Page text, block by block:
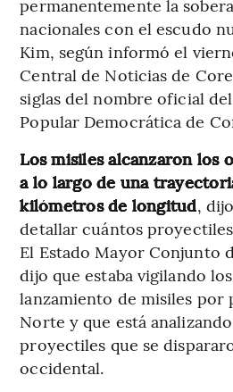
permanentemente la
nacionales con el escudo
Kim, según informó el
Central de Noticias de
siglas del nombre oficial
Popular Democrática de
Los misiles alcanzaron los
a lo largo de una
kilómetros de longitud,
detallar cuántos
El Estado Mayor Conjunto
dijo que estaba vigilando
lanzamiento de misiles por
Norte y que está
proyectiles que se
occidental.